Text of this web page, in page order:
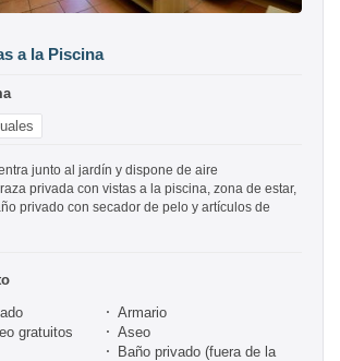
a la Piscina
junto al jardín y dispone de aire
privada con vistas a la piscina, zona de estar,
privado con secador de pelo y artículos de
Armario
gratuitos
Aseo
Baño privado (fuera de la